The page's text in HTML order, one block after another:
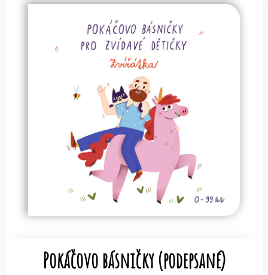
Pokáčovo básničky (podepsané)